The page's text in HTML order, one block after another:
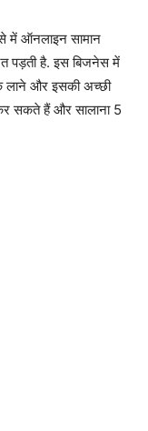
में ऑनलाइन सामान
पड़ती है. इस बिजनेस में
लाने और इसकी अच्छी
सकते हैं और सालाना 5